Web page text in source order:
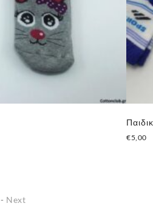
€5,00
- Next